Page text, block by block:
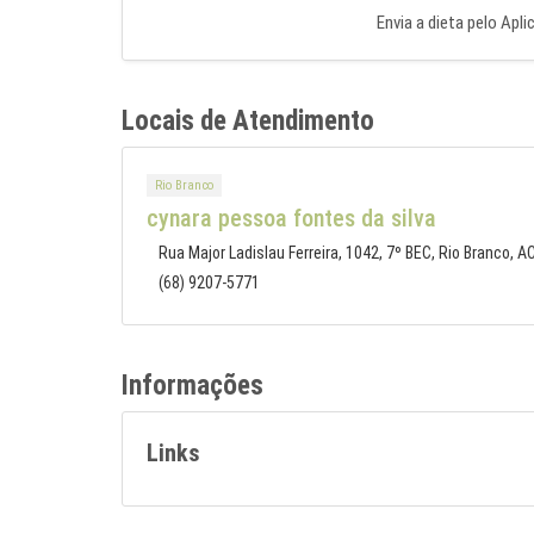
Envia a dieta pelo
Locais de Atendimento
Rio Branco
cynara pessoa fontes da silva
Rua Major Ladislau Ferreira, 1042, 7º BEC, Rio Branco, AC
(68) 9207-5771
Informações
Links